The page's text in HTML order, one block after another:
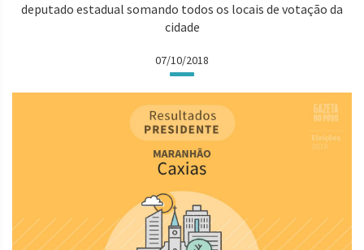
deputado estadual somando todos os locais de votação da
cidade
07/10/2018